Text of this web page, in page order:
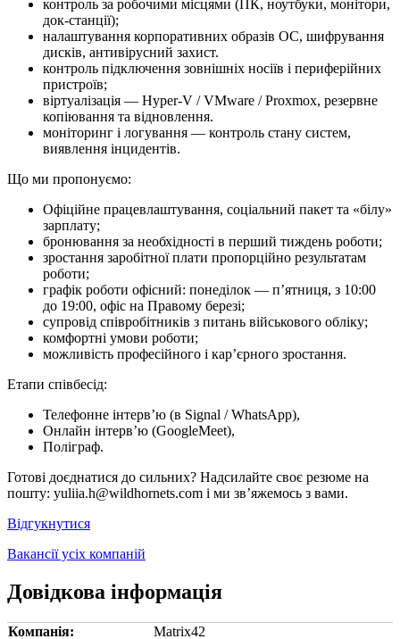
контроль за робочими місцями (ПК, ноутбуки, монітори,
док-станції);
налаштування корпоративних образів ОС, шифрування
дисків, антивірусний захист.
контроль підключення зовнішніх носіїв і периферійних
пристроїв;
віртуалізація — Hyper-V / VMware / Proxmox, резервне
копіювання та відновлення.
моніторинг і логування — контроль стану систем,
виявлення інцидентів.
Що ми про­по­ну­є­мо:
Офіційне працевлаштування, соціальний пакет та «білу»
зарплату;
бронювання за необхідності в перший тиждень роботи;
зростання заробітної плати пропорційно результатам
роботи;
графік роботи офісний: понеділок — п’ятниця, з 10:00
до 19:00, офіс на Правому березі;
супровід співробітників з питань військового обліку;
комфортні умови роботи;
можливість професійного і кар’єрного зростання.
Етапи співбесід:
Телефонне інтерв’ю (в Signal / WhatsApp),
Онлайн інтерв’ю (GoogleMeet),
Поліграф.
Готові доєднатися до сильних? Надсилайте своє резюме на
пошту: yuliia.h@wildhornets.com і ми звʼяжемось з вами.
Відгукнутися
Вакансії усіх компаній
Довідкова інформація
Компанія: Matrix42